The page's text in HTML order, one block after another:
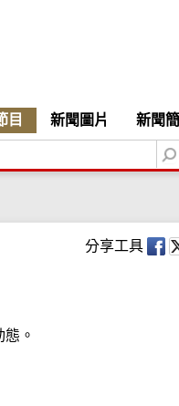
目 新聞圖片 新聞
分享工具
。